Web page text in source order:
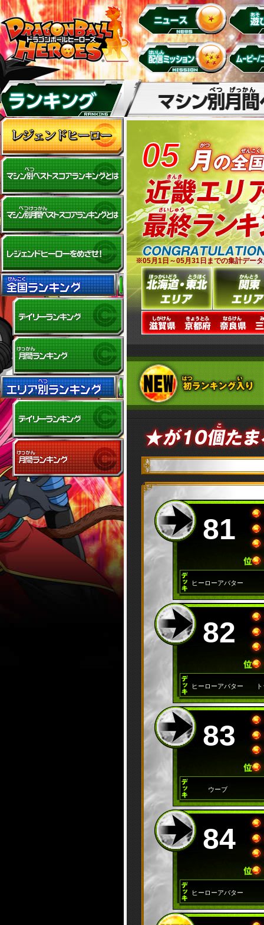
05
※05月1日～05月31日までの集計デー
81
ヒーローアバター
82
ヒーローアバター
83
ウーブ
84
ヒーローアバター